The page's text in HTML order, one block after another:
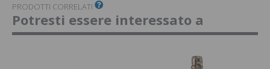
PRODOTTI CORRELATI
Potresti essere interessato a